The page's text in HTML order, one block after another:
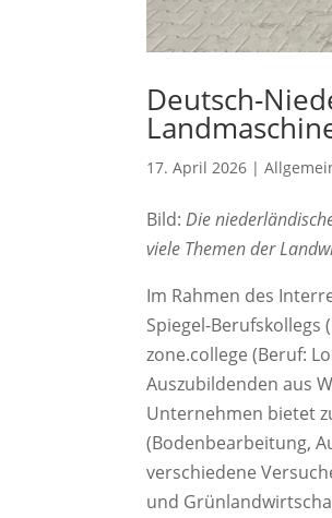
Deutsch-
17. April 2026 |
Bild:Die
viele Themen der
Im Rahmen des
Spiegel-
zone.college (Beruf:
Auszubildenden aus
Unternehmen bietet
(Bodenbearbeitung,
verschiedene
und